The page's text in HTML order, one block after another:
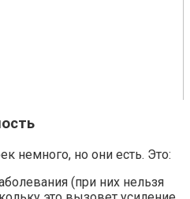
немного, но они есть. Это:
(при них нельзя